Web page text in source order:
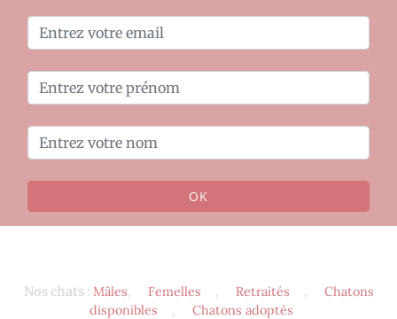
OK
Nos chats: Mâles, Femelles , Retraités ,
Chatons
disponibles
, Chatons adoptés